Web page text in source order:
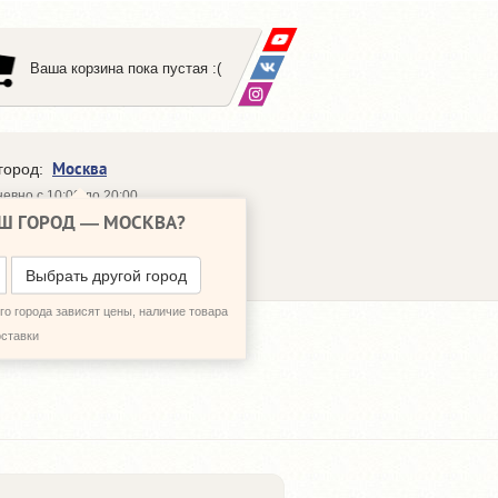
Ваша корзина пока пустая :(
Москва
ГОРОД — МОСКВА?
Выбрать другой город
города зависят цены, наличие товара
с 10:00 до 20:00
648-64-30
МНЕ